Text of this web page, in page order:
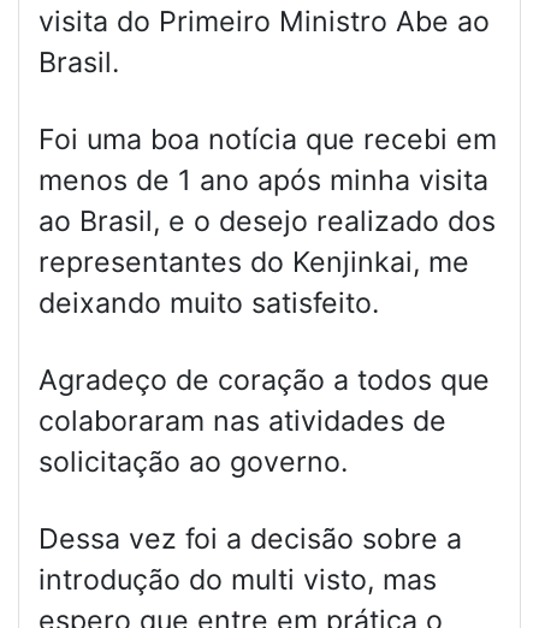
visita do Primeiro Ministro Abe ao
Brasil.
Foi uma boa notícia que recebi em
menos de 1 ano após minha visita
ao Brasil, e o desejo realizado dos
representantes do Kenjinkai, me
deixando muito satisfeito.
Agradeço de coração a todos que
colaboraram nas atividades de
solicitação ao governo.
Dessa vez foi a decisão sobre a
introdução do multi visto, mas
espero que entre em prática o